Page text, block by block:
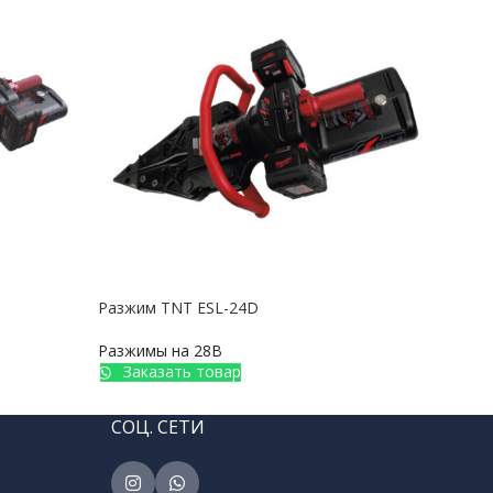
Разжим TNT ESL-24D
Разжимы на 28В
Заказать товар
СОЦ. СЕТИ